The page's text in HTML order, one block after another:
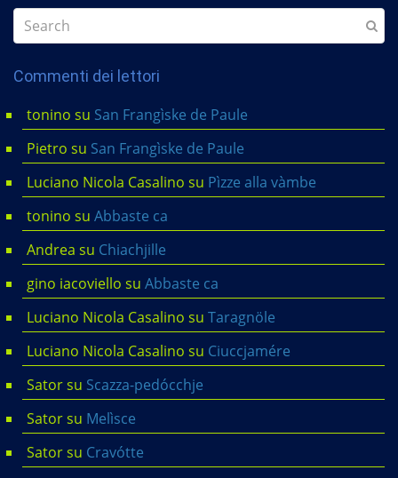
Commenti dei lettori
tonino su San Frangìske de Paule
Pietro su San Frangìske de Paule
Luciano Nicola Casalino su Pìzze alla vàmbe
tonino su Abbaste ca
Andrea su Chiachjille
gino iacoviello su Abbaste ca
Luciano Nicola Casalino su Taragnöle
Luciano Nicola Casalino su Ciuccjamére
Satorsu Scazza-pedócchje
Satorsu Melìsce
Satorsu Cravótte